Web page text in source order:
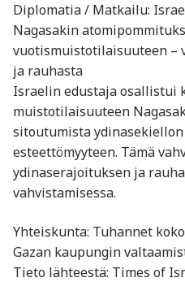
Diplomatia / Matkailu:
Nagasakin
vuotismuistotilaisuuteen –
ja rauhasta
Israelin edustaja osallistui
muistotilaisuuteen
sitoutumista
esteettömyyteen. Tämä
ydinaserajoituksen ja
vahvistamisessa.
Yhteiskunta: Tuhannet
Gazan kaupungin
Tieto lähteestä: Times of